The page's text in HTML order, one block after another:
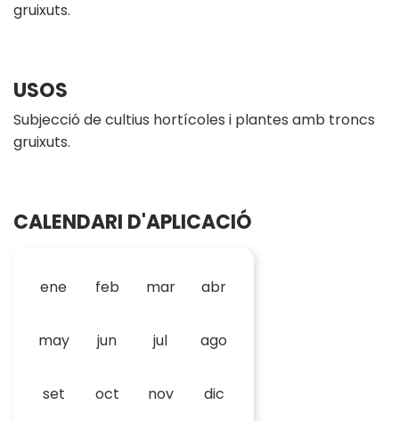
gruixuts.
USOS
Subjecció de cultius hortícoles i plantes amb troncs
gruixuts.
CALENDARI D'APLICACIÓ
ene feb mar abr
may jun jul ago
set oct nov dic